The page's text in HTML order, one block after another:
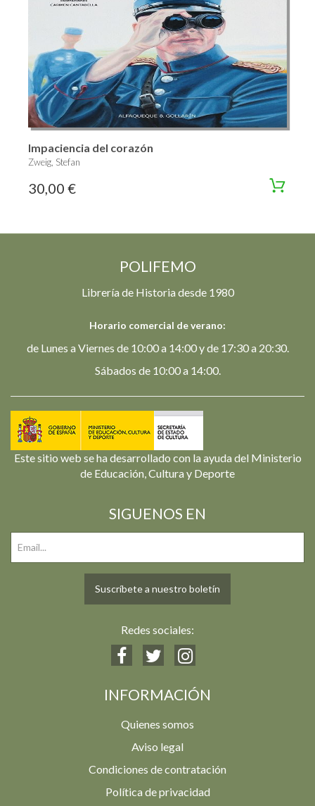
Impaciencia del corazón
Zweig, Stefan
30,00 €
POLIFEMO
Librería de Historia desde 1980
Horario comercial de verano:
de Lunes a Viernes de 10:00 a 14:00 y de 17:30 a 20:30.
Sábados de 10:00 a 14:00.
Este sitio web se ha desarrollado con la ayuda del Ministerio
de Educación, Cultura y Deporte
SIGUENOS EN
Suscríbete a nuestro boletín
Redes sociales:
INFORMACIÓN
Quienes somos
Aviso legal
Condiciones de contratación
Política de privacidad